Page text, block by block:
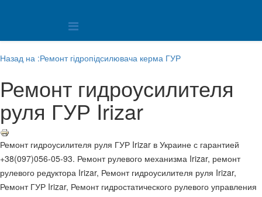
Назад на :Ремонт гідропідсилювача керма ГУР
Ремонт гидроусилителя
руля ГУР Irizar
Ремонт гидроусилителя руля ГУР Irizar в Украине с гарантией
+38(097)056-05-93. Ремонт рулевого механизма Irizar, ремонт
рулевого редуктора Irizar, Ремонт гидроусилителя руля Irizar,
Ремонт ГУР Irizar, Ремонт гидростатического рулевого управления